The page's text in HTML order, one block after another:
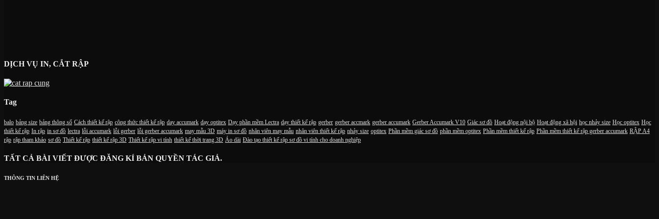
DỊCH VỤ IN, CẮT RẬP
Tag
balo bảng size bảng thông số Cách thiết kế rập công thức thiết kế rập day accumark dạy optitex Dạy phần mềm Lectra dạy thiết kế rập gerber gerber accmark gerber accumark Gerber Accumark V10 Giác sơ đồ Hoạt động nội bộ Hoạt động xã hội học nhảy size Học optitex Học
thiết kế rập In rập in sơ đồ lectra lỗi accumark lỗi gerber lỗi gerber accumark may mẫu 3D máy in sơ đồ nhân viên may mẫu nhân viên thiết kế rập nhảy size optitex Phần mềm giác sơ đồ phần mềm optitex Phần mềm thiết kế rập Phần mềm thiết kế rập gerber accumark RẬP A4
rập rập tham khảo sơ đồ Thiết kế rập thiết kế rập 3D Thiết kế rập vi tính thiết kế thời trang 3D Áo dài Đào tạo thiết kế rập sơ đồ vi tính cho doanh nghiệp
TẤT CẢ BÀI VIẾT ĐƯỢC ĐĂNG KÍ BẢN QUYỀN TÁC GIẢ.
THÔNG TIN LIÊN HỆ